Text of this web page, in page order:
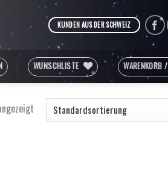
KUNDEN AUS DER SCHWEIZ
WUNSCHLISTE WARENKORB /